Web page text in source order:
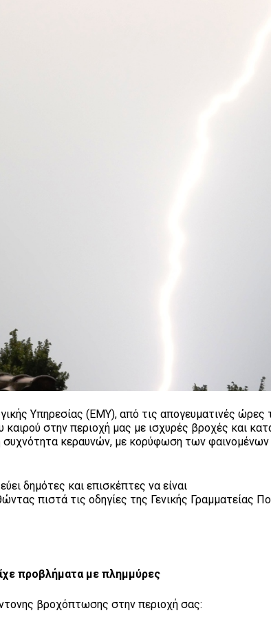
Υπηρεσίας (ΕΜΥ), από τις απογευματινές ώρες
στην περιοχή μας με ισχυρές βροχές και
συχνότητα κεραυνών, με κορύφωση των
δημότες και επισκέπτες να είναι
πιστά τις οδηγίες της Γενικής Γραμματείας
προβλήματα με πλημμύρες
βροχόπτωσης στην περιοχή σας: